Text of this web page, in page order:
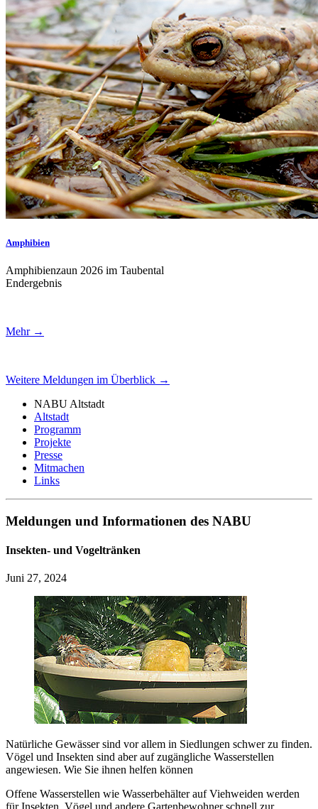
Amphibien
Amphibienzaun 2026 im Taubental
Endergebnis
Mehr →
Weitere Meldungen im Überblick →
NABU Altstadt
Altstadt
Programm
Projekte
Presse
Mitmachen
Links
Meldungen und Informationen des NABU
Insekten- und Vogeltränken
Juni 27, 2024
Natürliche Gewässer sind vor allem in Siedlungen schwer zu finden.
Vögel und Insekten sind aber auf zugängliche Wasserstellen
angewiesen. Wie Sie ihnen helfen können
Offene Wasserstellen wie Wasserbehälter auf Viehweiden werden